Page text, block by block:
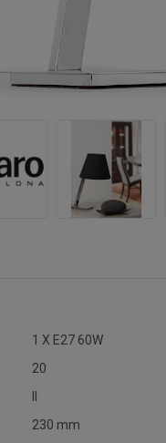
1 X E27 60W
20
230 mm